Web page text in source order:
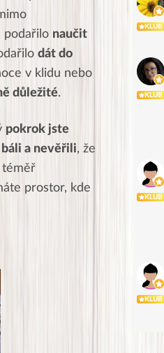
podařilo naučit
dát do
v klidu nebo
důležité.
pokrok jste
báli a nevěřili, že
téměř
prostor, kde
KLUB
KLUB
KLUB
KLUB